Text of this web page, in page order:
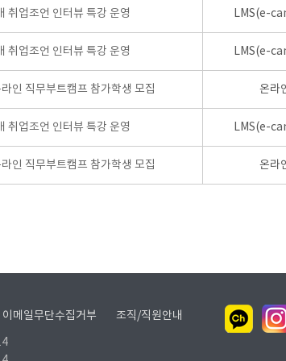
취업조언 인터뷰 특강 운영 LMS(e-
취업조언 인터뷰 특강 운영 LMS(e-
인 직무부트캠프 참가학생 모집 온라
취업조언 인터뷰 특강 운영 LMS(e-
인 직무부트캠프 참가학생 모집 온라
이메일무단수집거부 조직/직원안내